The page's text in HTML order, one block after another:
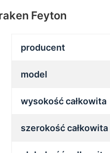
Feyton
producent
model
wysokość całkowita
szerokość całkowita